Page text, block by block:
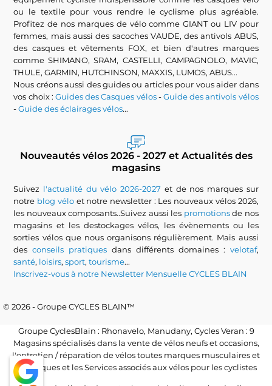
ou le textile pour vous rendre le cyclisme plus agréable.
Profitez de nos marques de vélo comme GIANT ou LIV pour
femmes, mais aussi des sacoches VAUDE, des antivols ABUS,
des casques et vêtements FOX, et bien d'autres marques
comme SHIMANO, SRAM, CASTELLI, CAMPAGNOLO, MAVIC,
THULE, GARMIN, HUTCHINSON, MAXXIS, LUMOS, ABUS...
Nous créons aussi des guides ou articles pour vous aider dans
vos choix :Guides des Casques vélos-Guide des antivols vélos
-Guide des éclairages vélos...
Nouveautés vélos 2026 - 2027 et Actualités des
magasins
Suivez l'actualité du vélo 2026-2027 et de nos marques sur
notre blog véloet notre newsletter : Les nouveaux vélos 2026,
les nouveaux composants..Suivez aussi les promotionsde nos
magasins et les destockages vélos, les évènements ou les
sorties vélos que nous organisons régulièrement. Mais aussi
desconseils pratiques dans différents domaines : velotaf,
santé, loisirs,sport,tourisme...
Inscrivez-vous à notre Newsletter Mensuelle CYCLES BLAIN
© 2026 - Groupe CYCLES BLAIN™
Groupe CyclesBlain : Rhonavelo, Manudany, Cycles Veran : 9
Magasins spécialisés dans la vente de vélos neufs et occasions,
l'entretien / réparation de vélos toutes marques musculaires et
électriques et les Services associés aux vélos pour les cyclistes